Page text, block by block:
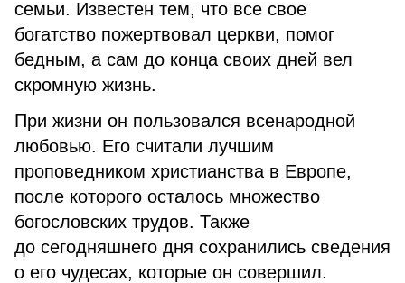
семьи. Известен тем, что все свое
богатство пожертвовал церкви, помог
бедным, а сам до конца своих дней вел
скромную жизнь.
При жизни он пользовался всенародной
любовью. Его считали лучшим
проповедником христианства в Европе,
после которого осталось множество
богословских трудов. Также
до сегодняшнего дня сохранились сведения
о его чудесах, которые он совершил.